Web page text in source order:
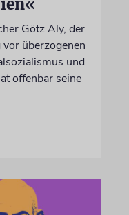
Götz Aly, der
überzogenen
und
offenbar seine